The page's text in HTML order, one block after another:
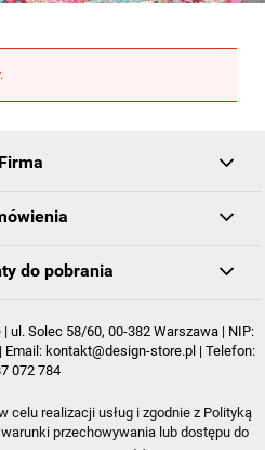
celu realizacji usług i zgodnie z Polityką
przechowywania lub dostępu do
Firma
do pobrania
ul. Solec 58/60, 00-382 Warszawa | NIP:
Email: kontakt@design-store.pl | Telefon:
072 784
WERSJĘ STRONY